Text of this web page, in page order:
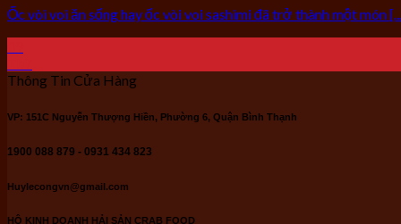
Ốc vòi voi ăn sống hay ốc vòi voi sashimi đã trở thành một món
Thông Tin Cửa Hàng
VP: 151C Nguyễn Thượng Hiền, Phường 6, Quận Bình Thạnh
1900 088 879 - 0931 434 823
Huylecongvn@gmail.com
HỘ KINH DOANH HẢI SẢN CRAB FOOD